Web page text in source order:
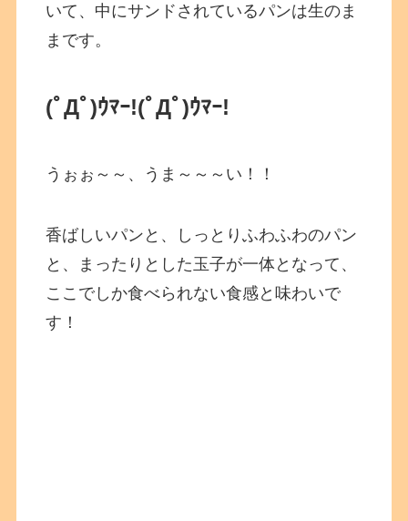
いて、中にサンドされているパンは生のま
まです。
(ﾟДﾟ)ｳﾏｰ!(ﾟДﾟ)ｳﾏｰ!
うぉぉ～～、うま～～～い！！
香ばしいパンと、しっとりふわふわのパン
と、まったりとした玉子が一体となって、
ここでしか食べられない食感と味わいで
す！